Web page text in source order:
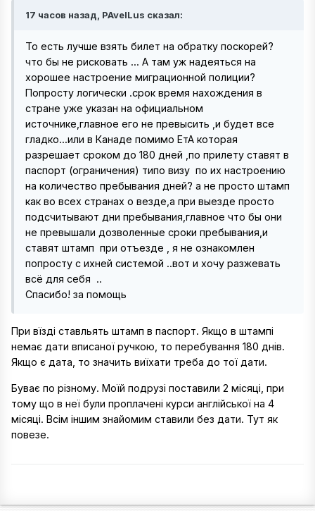
17 часов назад, PAvelLus сказал:
То есть лучше взять билет на обратку поскорей?
что бы не рисковать ... А там уж надеяться на
хорошее настроение миграционной полиции?
Попросту логически .срок время нахождения в
стране уже указан на официальном
источнике,главное его не превысить ,и будет все
гладко...или в Канаде помимо ЕтА которая
разрешает сроком до 180 дней ,по прилету ставят в
паспорт (ограничения) типо визу по их настроению
на количество пребывания дней? а не просто штамп
как во всех странах о везде,а при выезде просто
подсчитывают дни пребывания,главное что бы они
не превышали дозволенные сроки пребывания,и
ставят штамп при отъезде , я не ознакомлен
попросту с ихней системой ..вот и хочу разжевать
всё для себя ..
Спасибо! за помощь
При вїзді ставльять штамп в паспорт. Якщо в штампі
немає дати вписаної ручкою, то перебування 180 днів.
Якщо є дата, то значить виїхати треба до тої дати.
Буває по різному. Моїй подрузі поставили 2 місяці, при
тому що в неї були проплачені курси англійської на 4
місяці. Всім іншим знайомим ставили без дати. Тут як
повезе.